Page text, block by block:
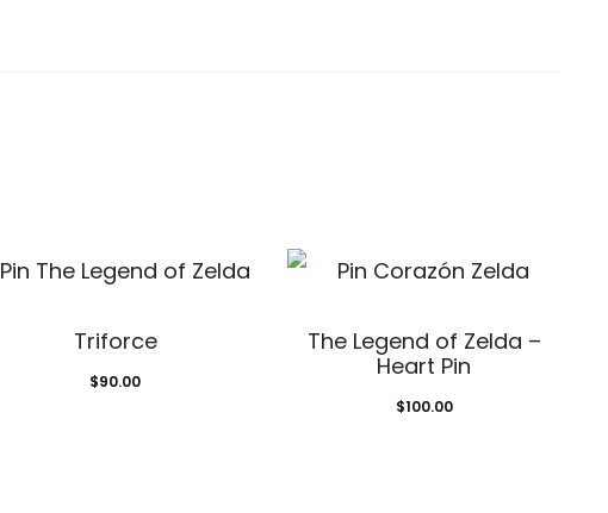
Triforce
$90.00
The Legend of Zelda –
Heart Pin
$100.00